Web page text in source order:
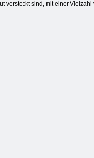
versteckt sind, mit einer